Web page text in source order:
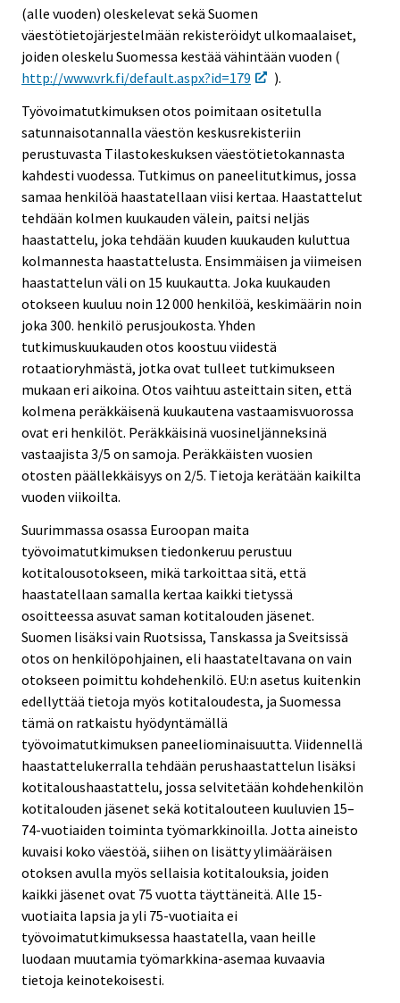
(alle vuoden) oleskelevat sekä Suomen
väestötietojärjestelmään rekisteröidyt ulkomaalaiset,
joiden oleskelu Suomessa kestää vähintään vuoden (
http://www.vrk.fi/default.aspx?id=179
).
Työvoimatutkimuksen otos poimitaan ositetulla
satunnaisotannalla väestön keskusrekisteriin
perustuvasta Tilastokeskuksen väestötietokannasta
kahdesti vuodessa. Tutkimus on paneelitutkimus, jossa
samaa henkilöä haastatellaan viisi kertaa. Haastattelut
tehdään kolmen kuukauden välein, paitsi neljäs
haastattelu, joka tehdään kuuden kuukauden kuluttua
kolmannesta haastattelusta. Ensimmäisen ja viimeisen
haastattelun väli on 15 kuukautta. Joka kuukauden
otokseen kuuluu noin 12 000 henkilöä, keskimäärin noin
joka 300. henkilö perusjoukosta. Yhden
tutkimuskuukauden otos koostuu viidestä
rotaatioryhmästä, jotka ovat tulleet tutkimukseen
mukaan eri aikoina. Otos vaihtuu asteittain siten, että
kolmena peräkkäisenä kuukautena vastaamisvuorossa
ovat eri henkilöt. Peräkkäisinä vuosineljänneksinä
vastaajista 3/5 on samoja. Peräkkäisten vuosien
otosten päällekkäisyys on 2/5. Tietoja kerätään kaikilta
vuoden viikoilta.
Suurimmassa osassa Euroopan maita
työvoimatutkimuksen tiedonkeruu perustuu
kotitalousotokseen, mikä tarkoittaa sitä, että
haastatellaan samalla kertaa kaikki tietyssä
osoitteessa asuvat saman kotitalouden jäsenet.
Suomen lisäksi vain Ruotsissa, Tanskassa ja Sveitsissä
otos on henkilöpohjainen, eli haastateltavana on vain
otokseen poimittu kohdehenkilö. EU:n asetus kuitenkin
edellyttää tietoja myös kotitaloudesta, ja Suomessa
tämä on ratkaistu hyödyntämällä
työvoimatutkimuksen paneeliominaisuutta. Viidennellä
haastattelukerralla tehdään perushaastattelun lisäksi
kotitaloushaastattelu, jossa selvitetään kohdehenkilön
kotitalouden jäsenet sekä kotitalouteen kuuluvien 15–
74-vuotiaiden toiminta työmarkkinoilla. Jotta aineisto
kuvaisi koko väestöä, siihen on lisätty ylimääräisen
otoksen avulla myös sellaisia kotitalouksia, joiden
kaikki jäsenet ovat 75 vuotta täyttäneitä. Alle 15-
vuotiaita lapsia ja yli 75-vuotiaita ei
työvoimatutkimuksessa haastatella, vaan heille
luodaan muutamia työmarkkina-asemaa kuvaavia
tietoja keinotekoisesti.